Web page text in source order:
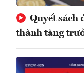
Quyết sách
thành tăng